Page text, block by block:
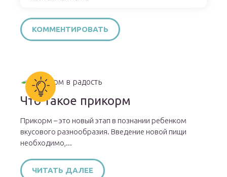
Что такое прикорм
Прикорм – это новый этап в познании ребенком
вкусового разнообразия. Введение новой пищи
необходимо,...
ЧИТАТЬ ДАЛЕЕ